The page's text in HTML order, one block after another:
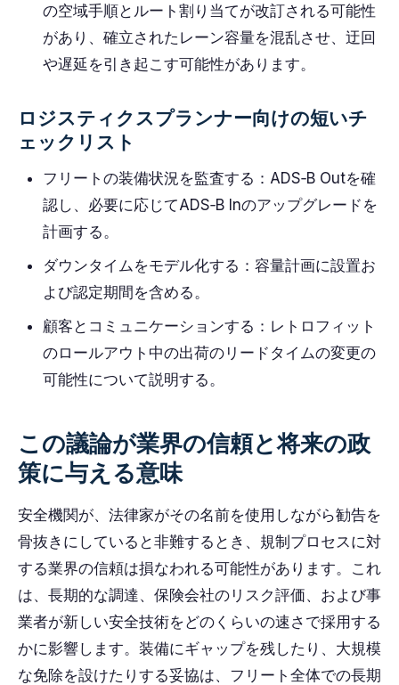
の空域手順とルート割り当てが改訂される可能性
があり、確立されたレーン容量を混乱させ、迂回
や遅延を引き起こす可能性があります。
ロジスティクスプランナー向けの短いチ
ェックリスト
フリートの装備状況を監査する：ADS‑B Outを確
認し、必要に応じてADS‑B Inのアップグレードを
計画する。
ダウンタイムをモデル化する：容量計画に設置お
よび認定期間を含める。
顧客とコミュニケーションする：レトロフィット
のロールアウト中の出荷のリードタイムの変更の
可能性について説明する。
この議論が業界の信頼と将来の政
策に与える意味
安全機関が、法律家がその名前を使用しながら勧告を
骨抜きにしていると非難するとき、規制プロセスに対
する業界の信頼は損なわれる可能性があります。これ
は、長期的な調達、保険会社のリスク評価、および事
業者が新しい安全技術をどのくらいの速さで採用する
かに影響します。装備にギャップを残したり、大規模
な免除を設けたりする妥協は、フリート全体での長期